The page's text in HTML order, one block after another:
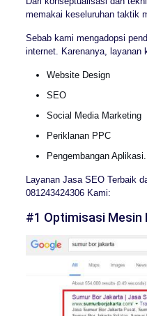
memakai keseluruhan taktik
Sebab kami mengadopsi
internet. Karenanya, layanan
Website Design
SEO
Social Media Marketing
Periklanan PPC
Pengembangan Aplikasi.
Layanan Jasa SEO Terbaik
081243424306 Kami:
#1 Optimisasi Mesin